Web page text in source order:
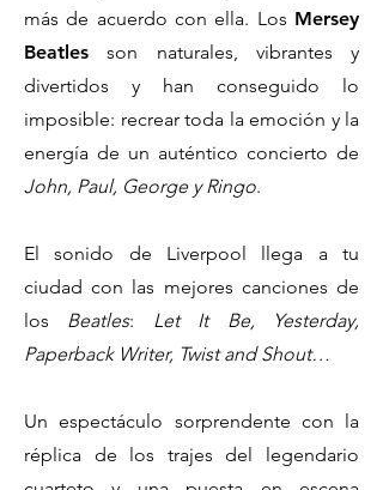
más de acuerdo con ella. Los Mersey
Beatles son naturales, vibrantes y
divertidos y han conseguido lo
imposible: recrear toda la emoción y la
energía de un auténtico concierto de
John, Paul, George y Ringo.
El sonido de
Liverpool llega a tu
ciudad con las mejores canciones de
los Beatles: Let It Be, Yesterday,
Paperback Writer, Twist and Shout…
Un espectáculo sorprendente con la
réplica de los trajes del legendario